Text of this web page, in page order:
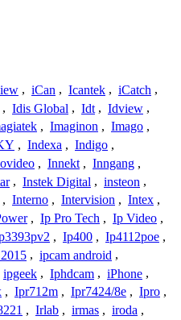
, iCan , Icantek , iCatch ,
, Idis Global , Idt , Idview ,
, Imaginon , Imago ,
, Indexa , Indigo ,
, Innekt , Inngang ,
, Instek Digital , insteon ,
, Interno , Intervision , Intex ,
, Ip Pro Tech , Ip Video ,
, Ip400 , Ip4112poe ,
, ipcam android ,
ipgeek , Iphdcam , iPhone ,
, Ipr712m , Ipr7424/8e , Ipro ,
, Irlab , irmas , iroda ,